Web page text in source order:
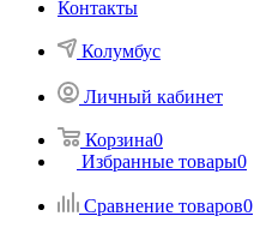
Контакты
Колумбус
Личный кабинет
Корзина0
Избранные товары0
Сравнение товаров0